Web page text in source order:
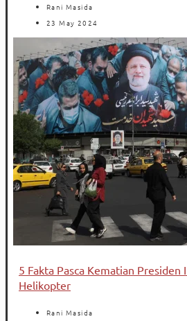
Rani Masida
23 May 2024
5 Fakta Pasca Kematian Presiden
Helikopter
Rani Masida